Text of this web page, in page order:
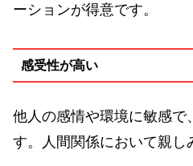
ーションが得意です。
感受性が高い
他人の感情や環境に敏感で
す。人間関係において親し